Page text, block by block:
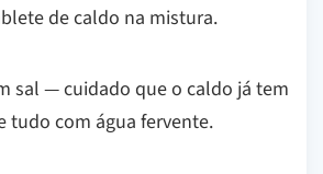
de caldo na mistura.
sal — cuidado que o caldo já tem
tudo com água fervente.